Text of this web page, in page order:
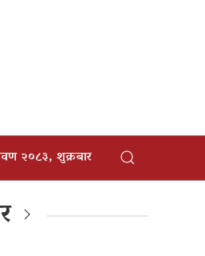
२०८३, शुक्रबार